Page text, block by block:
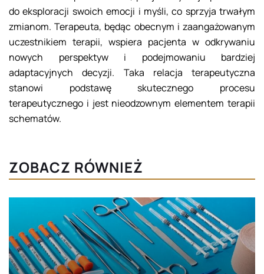
do eksploracji swoich emocji i myśli, co sprzyja trwałym
zmianom. Terapeuta, będąc obecnym i zaangażowanym
uczestnikiem terapii, wspiera pacjenta w odkrywaniu
nowych perspektyw i podejmowaniu bardziej
adaptacyjnych decyzji. Taka relacja terapeutyczna
stanowi podstawę skutecznego procesu
terapeutycznego i jest nieodzownym elementem terapii
schematów.
ZOBACZ RÓWNIEŻ